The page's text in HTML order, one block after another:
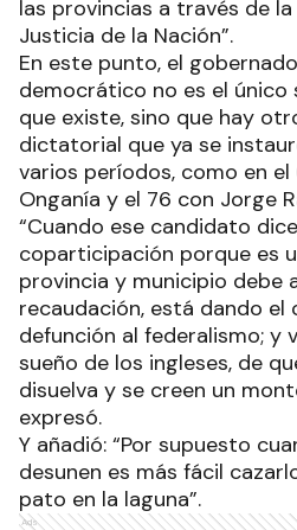
las provincias a través de
Justicia de la Nación”.
En este punto, el
democrático no es el único
que existe, sino que hay
dictatorial que ya se
varios períodos, como en
Onganía y el 76 con Jorge
“Cuando ese candidato
coparticipación porque es
provincia y municipio debe
recaudación, está dando
defunción al federalismo; y
sueño de los ingleses, de
disuelva y se creen un
expresó.
Y añadió: “Por supuesto
desunen es más fácil
pato en la laguna”.
Ads